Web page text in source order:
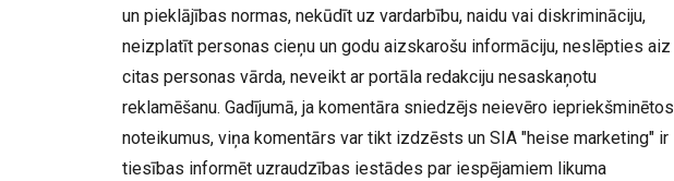
un pieklājības normas, nekūdīt uz vardarbību, naidu vai diskrimināciju,
neizplatīt personas cieņu un godu aizskarošu informāciju, neslēpties aiz
citas personas vārda, neveikt ar portāla redakciju nesaskaņotu
reklamēšanu. Gadījumā, ja komentāra sniedzējs neievēro iepriekšminētos
noteikumus, viņa komentārs var tikt izdzēsts un SIA "heise marketing" ir
tiesības informēt uzraudzības iestādes par iespējamiem likuma